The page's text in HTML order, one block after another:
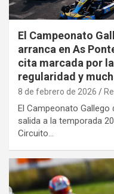
El Campeonato
arranca en As
cita marcada por
regularidad y
8 de febrero de 2026
El Campeonato
salida a la temporada
Circuito…